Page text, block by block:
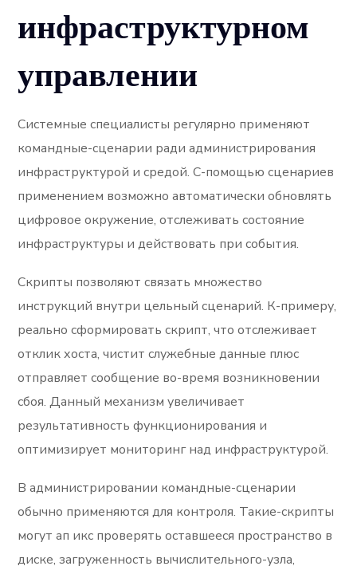
инфраструктурном
управлении
Системные специалисты регулярно применяют
командные-сценарии ради администрирования
инфраструктурой и средой. С-помощью сценариев
применением возможно автоматически обновлять
цифровое окружение, отслеживать состояние
инфраструктуры и действовать при события.
Скрипты позволяют связать множество
инструкций внутри цельный сценарий. К-примеру,
реально сформировать скрипт, что отслеживает
отклик хоста, чистит служебные данные плюс
отправляет сообщение во-время возникновении
сбоя. Данный механизм увеличивает
результативность функционирования и
оптимизирует мониторинг над инфраструктурой.
В администрировании командные-сценарии
обычно применяются для контроля. Такие-скрипты
могут ап икс проверять оставшееся пространство в
диске, загруженность вычислительного-узла,